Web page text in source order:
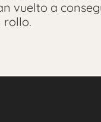
vuelto a
rollo.